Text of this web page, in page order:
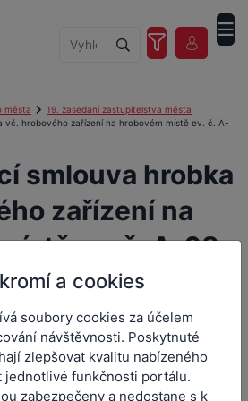
města
19. zasedání zastupitelstva města
vč. hrobového zařízení na hrobovém místě ev. č. A-
smlouva hrobka
zařízení na
ev. č. A-68-
smlouva hrobka
a cookies
soubory cookies za účelem
návštěvnosti. Poskytnuté
zlepšovat kvalitu nabízeného
jednotlivé funkčnosti portálu.
zabezpečeny a nedostane s k